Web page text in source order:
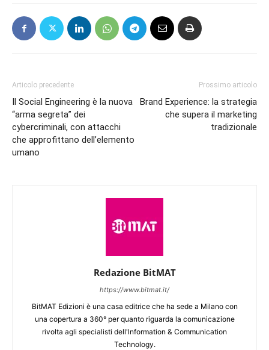
Articolo precedente
Il Social Engineering è la nuova
“arma segreta” dei
cybercriminali, con attacchi
che approfittano dell’elemento
umano
Prossimo articolo
Brand Experience: la strategia
che supera il marketing
tradizionale
Redazione BitMAT
https://www.bitmat.it/
BitMAT Edizioni è una casa editrice che ha sede a Milano con
una copertura a 360° per quanto riguarda la comunicazione
rivolta agli specialisti dell'lnformation & Communication
Technology.